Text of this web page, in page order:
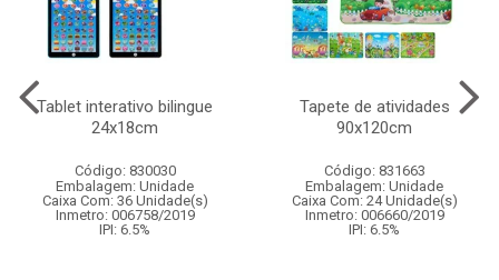
Tablet interativo bilingue
24x18cm
Código: 830030
Embalagem: Unidade
Caixa Com: 36 Unidade(s)
Inmetro: 006758/2019
IPI: 6.5%
Tapete de atividades
90x120cm
Código: 831663
Embalagem: Unidade
Caixa Com: 24 Unidade(s)
Inmetro: 006660/2019
IPI: 6.5%